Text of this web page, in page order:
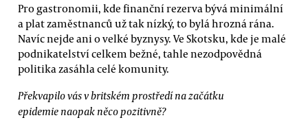
Pro gastronomii, kde finanční rezerva bývá minimální
a plat zaměstnanců už tak nízký, to bylá hrozná rána.
Navíc nejde ani o velké byznysy. Ve Skotsku, kde je malé
podnikatelství celkem bežné, tahle nezodpovědná
politika zasáhla celé komunity.
Překvapilo vás v britském prostředí na začátku
epidemie naopak něco pozitivně?